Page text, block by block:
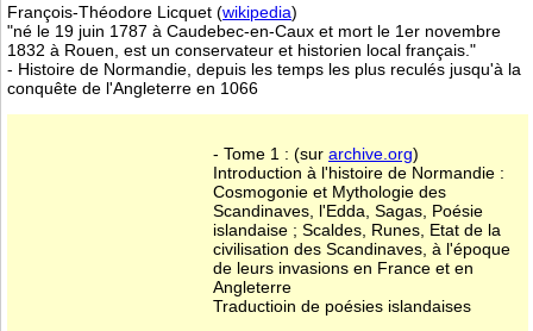
François-Théodore Licquet (wikipedia)
"né le 19 juin 1787 à Caudebec-en-Caux et mort le 1er novembre
1832 à Rouen, est un conservateur et historien local français."
- Histoire de Normandie, depuis les temps les plus reculés jusqu'à la
conquête de l'Angleterre en 1066
- Tome 1 : (sur archive.org)
Introduction à l'histoire de Normandie :
Cosmogonie et Mythologie des
Scandinaves, l'Edda, Sagas, Poésie
islandaise ; Scaldes, Runes, Etat de la
civilisation des Scandinaves, à l'époque
de leurs invasions en France et en
Angleterre
Traductioin de poésies islandaises